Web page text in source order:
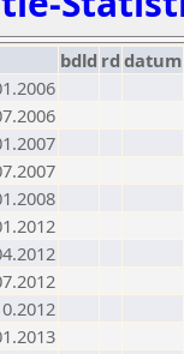
bdld rd datum